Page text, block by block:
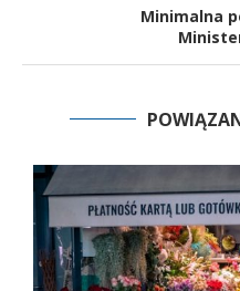
Minimalna